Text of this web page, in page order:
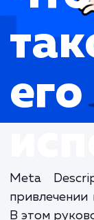
его